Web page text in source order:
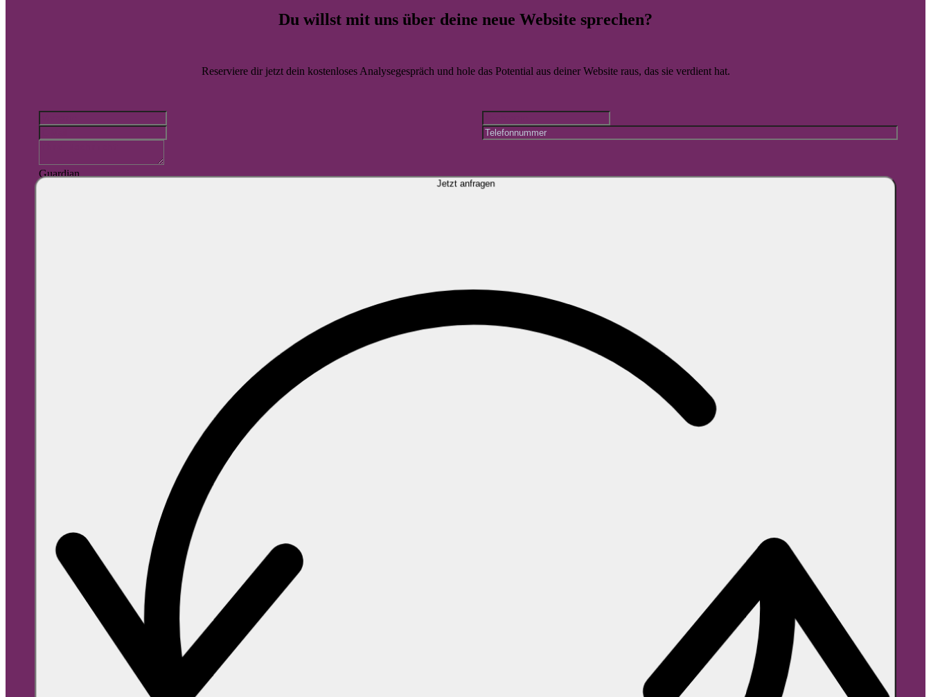
Du willst mit uns über deine neue Website sprechen?
Reserviere dir jetzt dein kostenloses Analysegespräch und hole das Potential aus deiner Website raus, das sie verdient hat.
Guardian